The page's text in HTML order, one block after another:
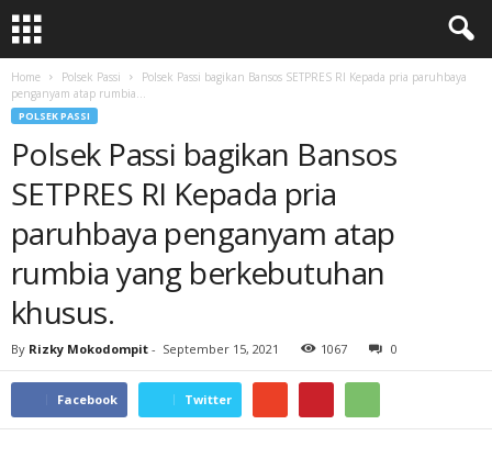
Home Polsek Passi
Polsek Passi bagikan Bansos SETPRES RI Kepada pria paruhbaya
penganyam atap rumbia...
POLSEK PASSI
Polsek Passi bagikan Bansos
SETPRES RI Kepada pria
paruhbaya penganyam atap
rumbia yang berkebutuhan
khusus.
By Rizky Mokodompit - September 15, 2021 1067 0
Facebook Twitter